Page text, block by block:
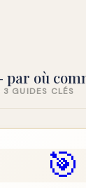
où
3 GUIDES CLÉS
🎯